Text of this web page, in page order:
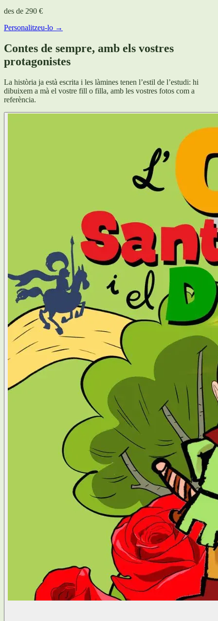
des de 290 €
Personalitzeu-lo →
Contes de sempre, amb els vostres
protagonistes
La història ja està escrita i les làmines tenen l’estil de l’estudi: hi
dibuixem a mà el vostre fill o filla, amb les vostres fotos com a
referència.